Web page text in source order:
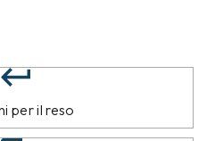
per il reso